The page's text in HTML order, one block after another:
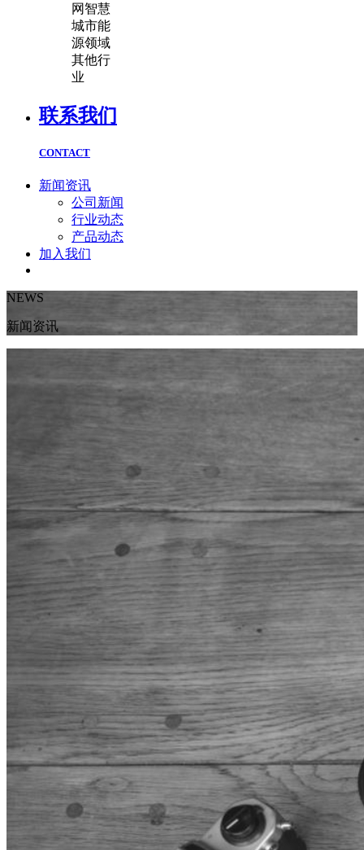
网 智慧
城市能
源领域
其他行
业
联系我们
CONTACT
新闻资讯
公司新闻
行业动态
产品动态
加入我们
NEWS
新闻资讯